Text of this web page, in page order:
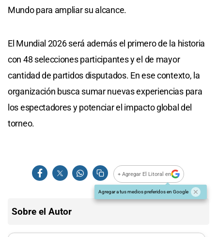
Mundo para ampliar su alcance.
El Mundial 2026 será además el primero de la historia
con 48 selecciones participantes y el de mayor
cantidad de partidos disputados. En ese contexto, la
organización busca sumar nuevas experiencias para
los espectadores y potenciar el impacto global del
torneo.
+ Agregar El Litoral en
Agregar a tus medios preferidos en Google
Sobre el Autor